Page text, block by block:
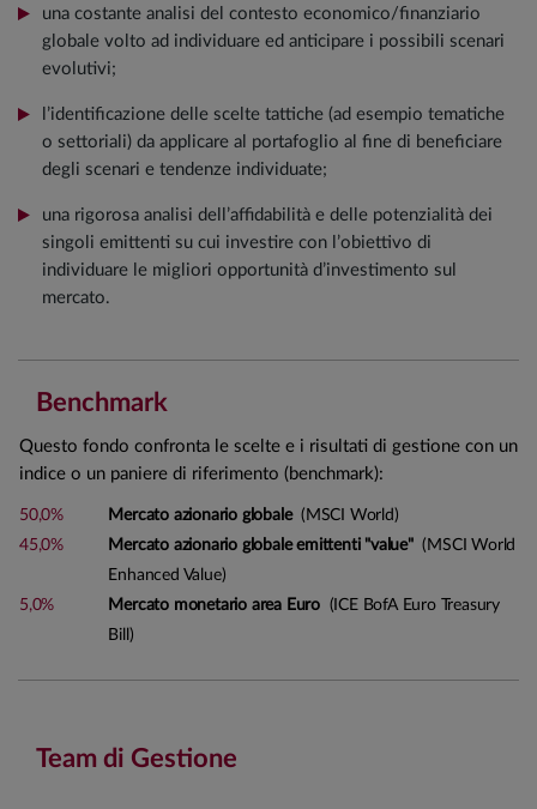
una costante analisi del contesto economico/finanziario
globale volto ad individuare ed anticipare i possibili scenari
evolutivi;
l’identificazione delle scelte tattiche (ad esempio tematiche
o settoriali) da applicare al portafoglio al fine di beneficiare
degli scenari e tendenze individuate;
una rigorosa analisi dell’affidabilità e delle potenzialità dei
singoli emittenti su cui investire con l’obiettivo di
individuare le migliori opportunità d’investimento sul
mercato.
Benchmark
Questo fondo confronta le scelte e i risultati di gestione con un
indice o un paniere di riferimento (benchmark):
50,0% Mercato azionario globale(MSCI World)
45,0%
Mercato azionario globale emittenti "value"(MSCI World
Enhanced Value)
5,0%
Mercato monetario area Euro (ICE BofA Euro Treasury
Bill)
Team di Gestione